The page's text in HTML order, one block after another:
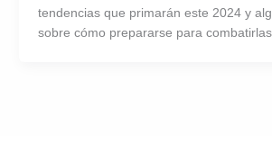
tendencias que primarán este 2024 y
sobre cómo prepararse para